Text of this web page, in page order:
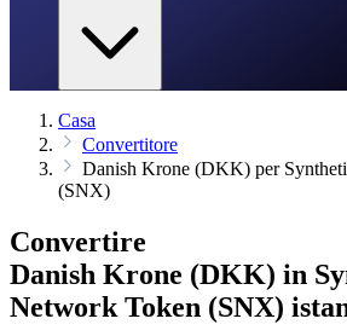
Casa
Convertitore
Danish Krone (DKK) per
(SNX)
Convertire
Danish Krone (DKK) in
Network Token (SNX)